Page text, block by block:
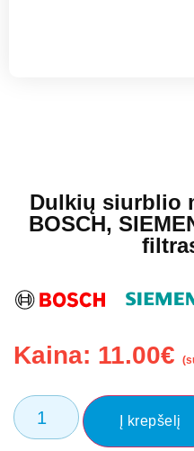
Dulkių siurblio
BOSCH,
Kaina: 11.00€
Į krepšelį